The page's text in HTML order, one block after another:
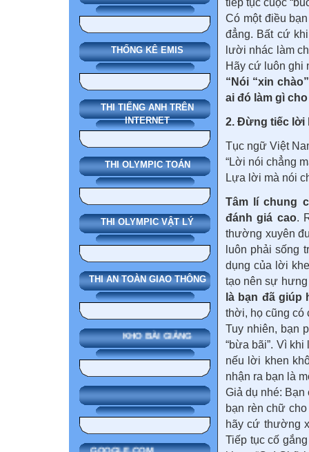
THỐNG KÊ EMIS
THI TIẾNG ANH TRÊN
INTERNET
THI OLYMPIC TOÁN
THI OLYMPIC VẬT LÝ
THI AN TOÀN GIAO THÔNG
KHO BÀI GIẢNG
tiếp tục cuộc
Có một điều
đẳng. Bất cứ
lười nhác làm
Hãy cứ luôn ghi
“Nói “xin
ai đó làm gì
2. Đừng tiếc lời
Tục ngữ Việt
“Lời nói chẳng
Lựa lời mà nói
Tâm lí chung
đánh giá cao.
thường xuyên
luôn phải sống
dụng của lời
tạo nên sự
là bạn đã
thời, họ cũng có
Tuy nhiên, bạn
“bừa bãi”. Vì
nếu lời khen
nhận ra bạn là
Giả dụ nhé:
bạn rèn chữ
hãy cứ thường
Tiếp tục cố